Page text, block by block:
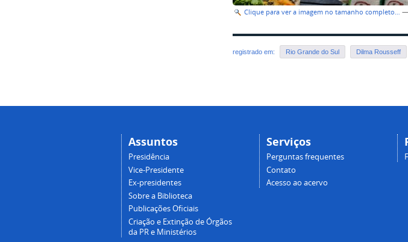
Clique para ver a imagem no tamanho completo…
registrado em: Rio Grande do Sul Dilma Rousseff
Assuntos
Presidência
Vice-Presidente
Ex-presidentes
Sobre a Biblioteca
Publicações Oficiais
Criação e Extinção de Órgãos
da PR e Ministérios
Serviços
Perguntas frequentes
Contato
Acesso ao acervo